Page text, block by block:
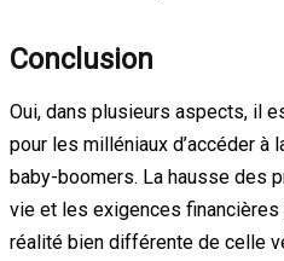
Conclusion
Oui, dans plusieurs aspects, il
pour les milléniaux d’accéder à
baby-boomers. La hausse des
vie et les exigences
réalité bien différente de celle